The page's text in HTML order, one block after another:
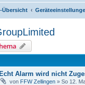
Übersicht
Alarm wird nicht
von FFW Zellingen » So 12.